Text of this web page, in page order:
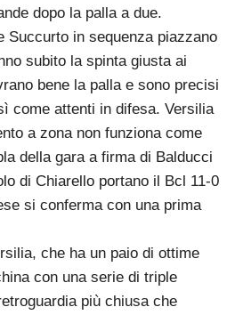
dopo la palla a due.
Succurto in sequenza piazzano
subito la spinta giusta ai
bene la palla e sono precisi
come attenti in difesa. Versilia
a zona non funziona come
della gara a firma di Balducci
di Chiarello portano il Bcl 11-0
si conferma con una prima
che ha un paio di ottime
con una serie di triple
più chiusa che